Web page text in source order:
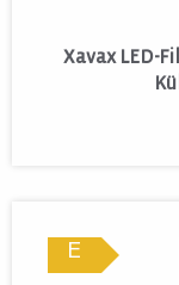
Xavax LED-
E